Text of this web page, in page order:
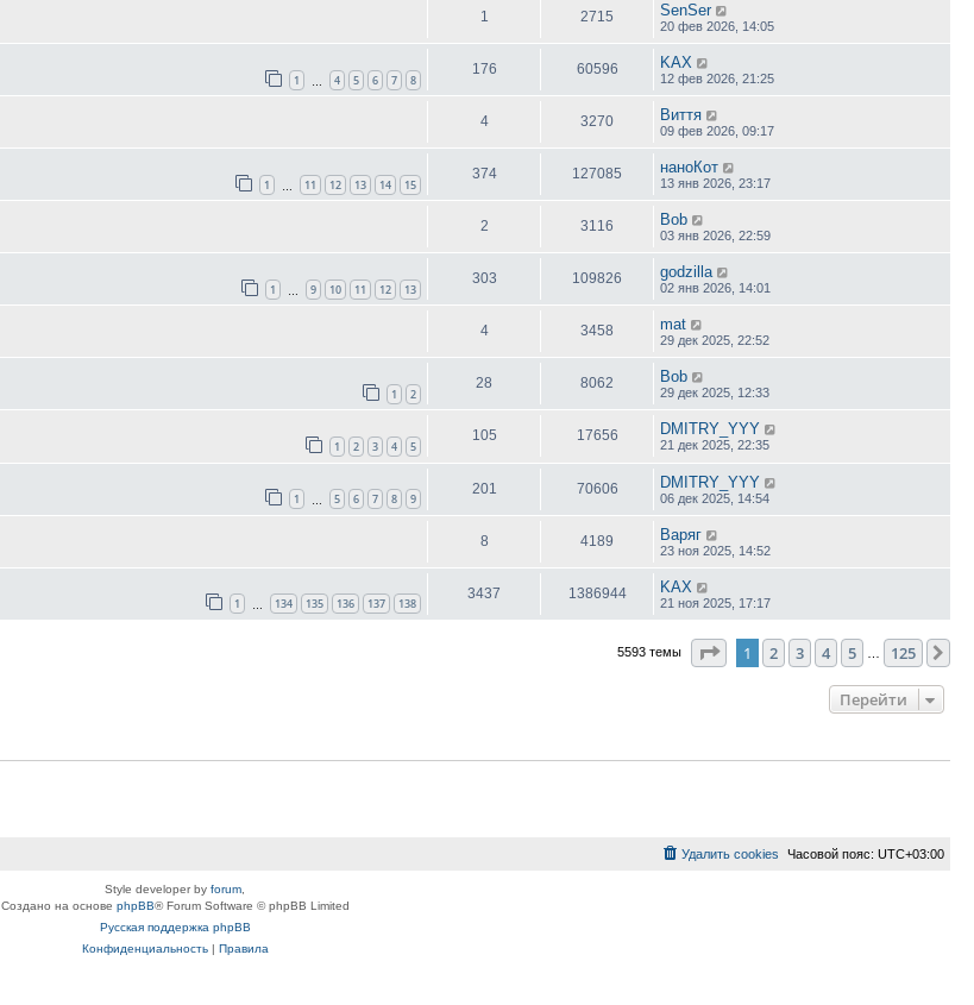
1 2715 SenSer
20 фев 2026, 14:05
1 4 5 6 7 8
176 60596 KAX
12 фев 2026, 21:25
4 3270 Виття
09 фев 2026, 09:17
1 11 12 13 14 15
374 127085 наноКот
13 янв 2026, 23:17
2 3116 Bob
03 янв 2026, 22:59
1 9 10 11 12 13
303 109826 godzilla
02 янв 2026, 14:01
4 3458 mat
29 дек 2025, 22:52
1 2
28 8062 Bob
29 дек 2025, 12:33
1 2 3 4 5
105 17656 DMITRY_YYY
21 дек 2025, 22:35
1 5 6 7 8 9
201 70606 DMITRY_YYY
06 дек 2025, 14:54
8 4189 Варяг
23 ноя 2025, 14:52
1 134 135 136 137 138
3437 1386944 KAX
21 ноя 2025, 17:17
5593 темы Страница1 из 125
1 2 3 4 5 125
Перейти
Часовой пояс: UTC+03:00
Удалить cookies
Style developer by forum
Создано на основе phpBB® Forum Software © phpBB Limited
Русская поддержка phpBB
Конфиденциальность| Правила